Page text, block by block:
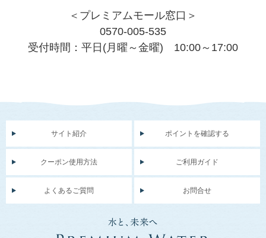
＜プレミアムモール窓口＞
0570-005-535
受付時間：平日(月曜～金曜) 10:00～17:00
サイト紹介 ポイントを確認する
クーポン使用方法 ご利用ガイド
よくあるご質問 お問合せ